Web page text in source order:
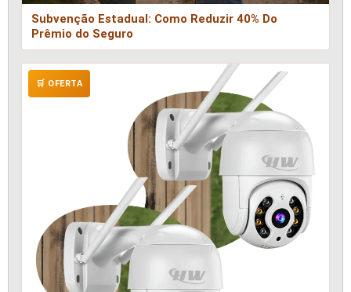
Subvenção Estadual: Como Reduzir 40% Do
Prêmio do Seguro
🛒 OFERTA